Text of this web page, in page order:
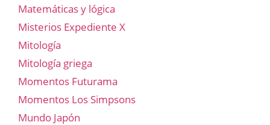
Matemáticas y lógica
Misterios Expediente X
Mitología
Mitología griega
Momentos Futurama
Momentos Los Simpsons
Mundo Japón